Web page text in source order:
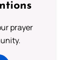
prayer